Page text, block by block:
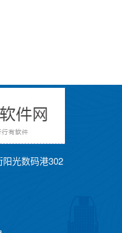
光数码港302